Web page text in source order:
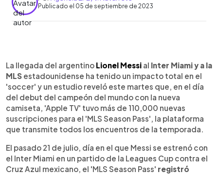
Publicado el 05 de septiembre de 2023
Escuchar artículo
La llegada del argentino Lionel Messi al Inter Miami y a la
MLS estadounidense ha tenido un impacto total en el
'soccer' y un estudio reveló este martes que, en el día
del debut del campeón del mundo con la nueva
camiseta, 'Apple TV' tuvo más de 110,000 nuevas
suscripciones para el 'MLS Season Pass', la plataforma
que transmite todos los encuentros de la temporada.
El pasado 21 de julio, día en el que Messi se estrenó con
el Inter Miami en un partido de la Leagues Cup contra el
Cruz Azul mexicano, el 'MLS Season Pass' registró